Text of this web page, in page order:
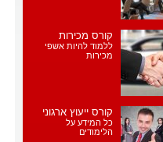
קורס מכירות
ללמוד להיות אשפי
מכירות
קורס ייעוץ ארגוני
כל המידע על
הלימודים